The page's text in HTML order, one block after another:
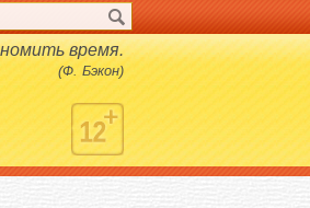
время.
(Ф. Бэкон)